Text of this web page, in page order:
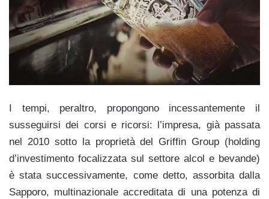
I tempi, peraltro, propongono incessantemente il
susseguirsi dei corsi e ricorsi: l’impresa, già passata
nel 2010 sotto la proprietà del Griffin Group (holding
d’investimento focalizzata sul settore alcol e bevande)
è stata successivamente, come detto, assorbita dalla
Sapporo, multinazionale accreditata di una potenza di